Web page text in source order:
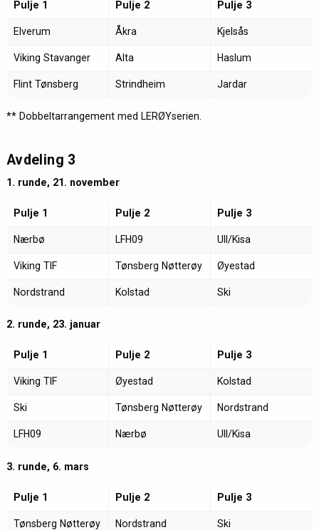
Pulje 1 Pulje 2 Pulje 3
Elverum Åkra Kjelsås
Viking Stavanger Alta Haslum
Flint Tønsberg Strindheim Jardar
** Dobbeltarrangement med LERØYserien.
Avdeling 3
1. runde, 21. november
Pulje 1 Pulje 2 Pulje 3
Nærbø LFH09 Ull/Kisa
Viking TIF Tønsberg Nøtterøy Øyestad
Nordstrand Kolstad Ski
2. runde, 23. januar
Pulje 1 Pulje 2 Pulje 3
Viking TIF Øyestad Kolstad
Ski Tønsberg Nøtterøy Nordstrand
LFH09 Nærbø Ull/Kisa
3. runde, 6. mars
Pulje 1 Pulje 2 Pulje 3
Tønsberg Nøtterøy Nordstrand Ski